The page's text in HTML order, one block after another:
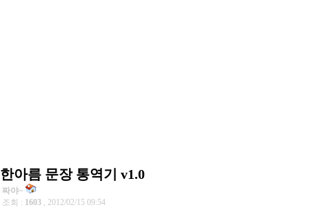
한아름 문장 통역기 v1.0
짜야~
조회 : 1603 , 2012/02/15 09:54